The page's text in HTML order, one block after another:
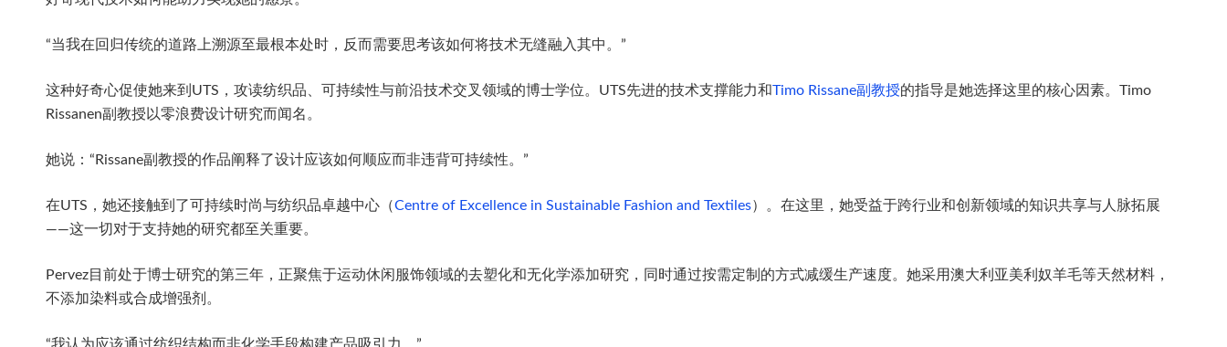
“当我在回归传统的道路上溯源至最根本处时，反而需要思考该如何将技术无缝融入其中。”
这种好奇心促使她来到UTS，攻读纺织品、可持续性与前沿技术交叉领域的博士学位。UTS先进的技术支撑能力和Timo Rissane副教授的指导是她选择这里的核心因素。Timo
Rissanen副教授以零浪费设计研究而闻名。
她说：“Rissane副教授的作品阐释了设计应该如何顺应而非违背可持续性。”
在UTS，她还接触到了可持续时尚与纺织品卓越中心（Centre of Excellence in Sustainable Fashion and Textiles）。在这里，她受益于跨行业和创新领域的知识共享与人脉拓展
——这一切对于支持她的研究都至关重要。
Pervez目前处于博士研究的第三年，正聚焦于运动休闲服饰领域的去塑化和无化学添加研究，同时通过按需定制的方式减缓生产速度。她采用澳大利亚美利奴羊毛等天然材料，
不添加染料或合成增强剂。
“我认为应该通过纺织结构而非化学手段构建产品吸引力。”